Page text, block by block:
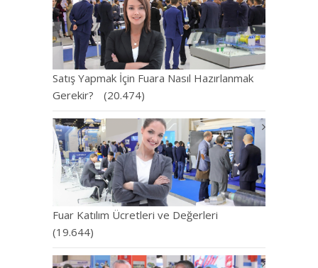
Satış Yapmak İçin Fuara Nasıl Hazırlanmak
Gerekir?
(20.474)
Fuar Katılım Ücretleri ve Değerleri
(19.644)